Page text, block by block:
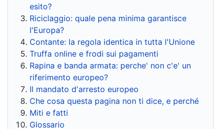
esito?
Riciclaggio: quale pena minima garantisce
l'Europa?
Contante: la regola identica in tutta l'Unione
Truffa online e frodi sui pagamenti
Rapina e banda armata: perche' non c'e' un
riferimento europeo?
Il mandato d'arresto europeo
Che cosa questa pagina non ti dice, e perché
Miti e fatti
Glossario